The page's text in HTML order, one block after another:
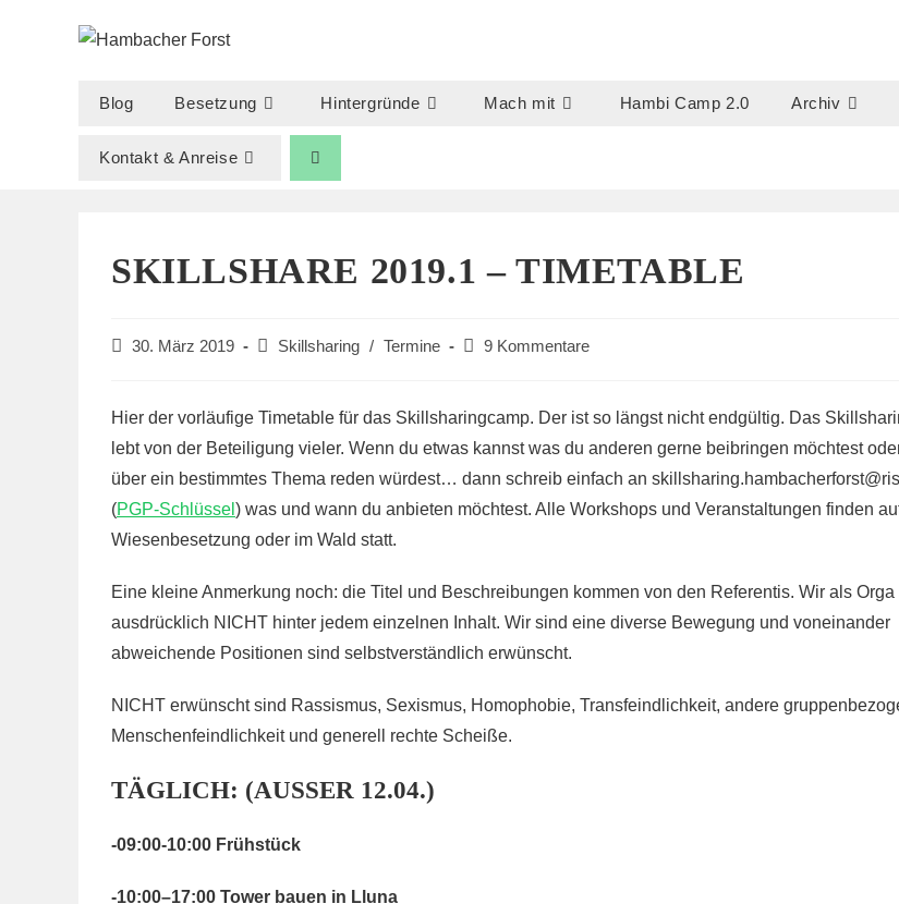
Blog Besetzung Hintergründe Mach mit Hambi Camp 2.0 Archiv
Kontakt & Anreise
SKILLSHARE 2019.1 – TIMETABLE
Beitrag30. März 2019
Beitrags-
Skillsharing / Termine
Beitrags-
9 Kommentare
Hier der vorläufige Timetable für das Skillsharingcamp. Der ist so längst nicht endgültig. Das
lebt von der Beteiligung vieler. Wenn du etwas kannst was du anderen gerne beibringen möchtest
über ein bestimmtes Thema reden würdest… dann schreib einfach an skillsharing.hambacherforst@
(PGP-Schlüssel ) was und wann du anbieten möchtest. Alle Workshops und Veranstaltungen finden
Wiesenbesetzung oder im Wald statt.
Eine kleine Anmerkung noch: die Titel und Beschreibungen kommen von den Referentis. Wir als Orga
ausdrücklich NICHT hinter jedem einzelnen Inhalt. Wir sind eine diverse Bewegung und voneinander
abweichende Positionen sind selbstverständlich erwünscht.
NICHT erwünscht sind Rassismus, Sexismus, Homophobie, Transfeindlichkeit, andere
Menschenfeindlichkeit und generell rechte Scheiße.
TÄGLICH: (AUSSER 12.04.)
-09:00-10:00 Frühstück
-10:00–17:00 Tower bauen in Lluna